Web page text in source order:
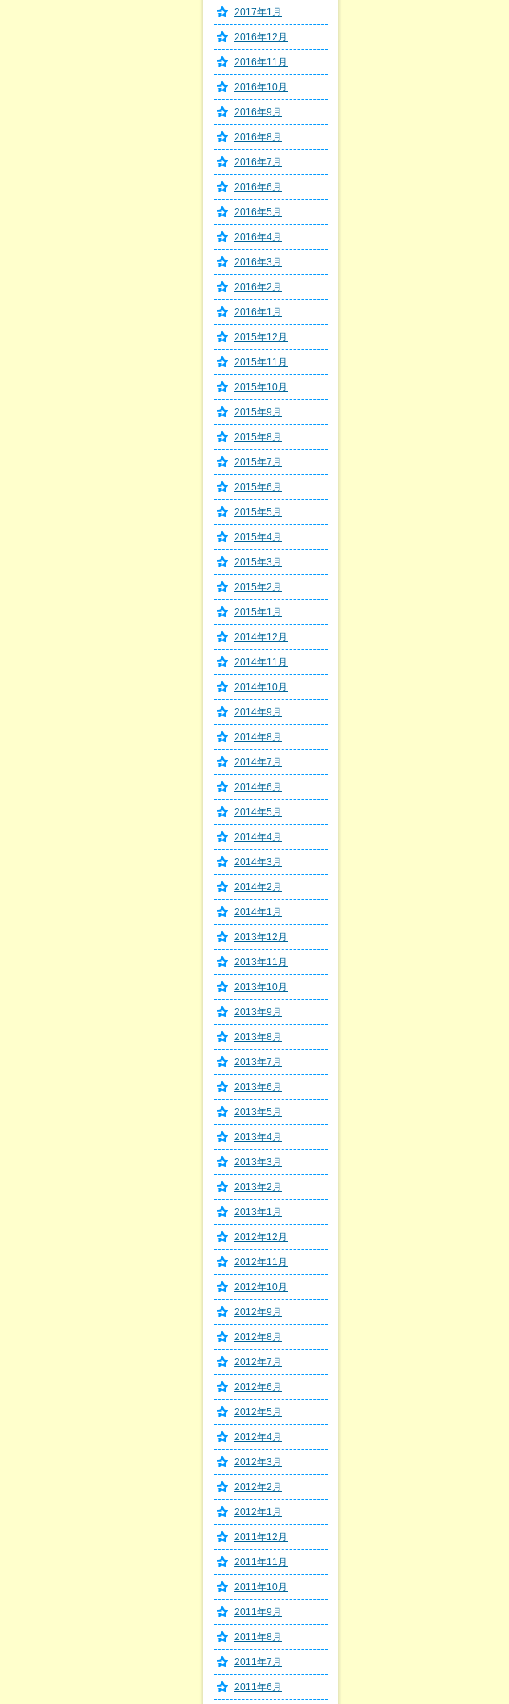
2017年1月
2016年12月
2016年11月
2016年10月
2016年9月
2016年8月
2016年7月
2016年6月
2016年5月
2016年4月
2016年3月
2016年2月
2016年1月
2015年12月
2015年11月
2015年10月
2015年9月
2015年8月
2015年7月
2015年6月
2015年5月
2015年4月
2015年3月
2015年2月
2015年1月
2014年12月
2014年11月
2014年10月
2014年9月
2014年8月
2014年7月
2014年6月
2014年5月
2014年4月
2014年3月
2014年2月
2014年1月
2013年12月
2013年11月
2013年10月
2013年9月
2013年8月
2013年7月
2013年6月
2013年5月
2013年4月
2013年3月
2013年2月
2013年1月
2012年12月
2012年11月
2012年10月
2012年9月
2012年8月
2012年7月
2012年6月
2012年5月
2012年4月
2012年3月
2012年2月
2012年1月
2011年12月
2011年11月
2011年10月
2011年9月
2011年8月
2011年7月
2011年6月